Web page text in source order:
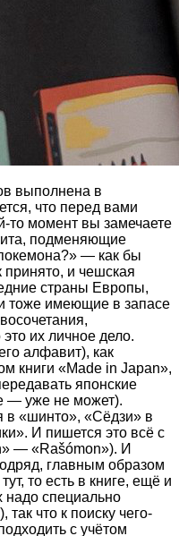
выполнена в
что перед вами
то момент вы замечаете
подменяющие
— как бы
принято, и чешская
страны Европы,
тоже имеющие в запасе
их личное дело.
алфавит), как
книги «Made in Japan»,
японские
— уже не может).
в «шинто», «Сёдзи» в
И пишется это всё с
— «Rašómon»). И
главным образом
то есть в книге, ещё и
надо специально
что к поиску чего-
с учётом